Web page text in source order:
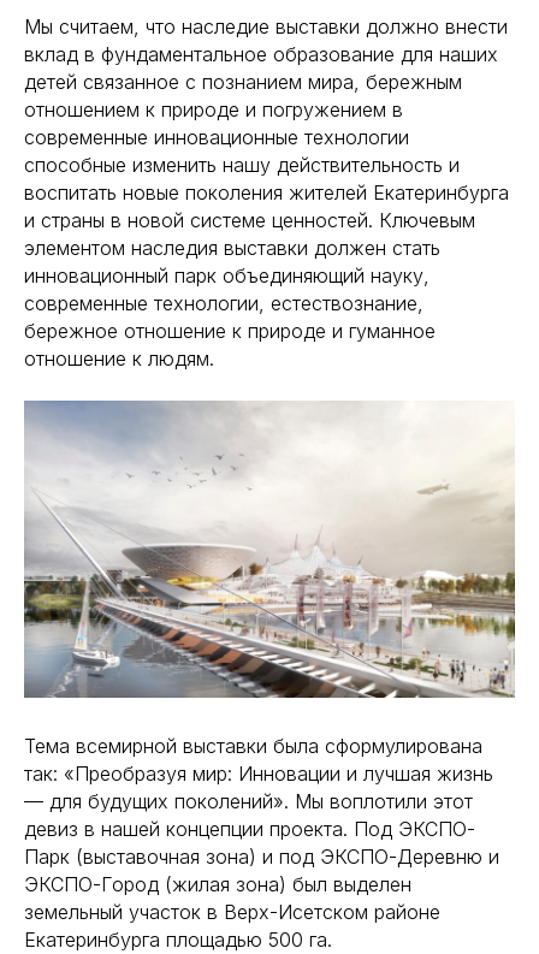
Мы считаем, что наследие выставки должно внести
вклад в фундаментальное образование для наших
детей связанное с познанием мира, бережным
отношением к природе и погружением в
современные инновационные технологии
способные изменить нашу действительность и
воспитать новые поколения жителей Екатеринбурга
и страны в новой системе ценностей. Ключевым
элементом наследия выставки должен стать
инновационный парк объединяющий науку,
современные технологии, естествознание,
бережное отношение к природе и гуманное
отношение к людям.
Тема всемирной выставки была сформулирована
так: «Преобразуя мир: Инновации и лучшая жизнь
— для будущих поколений». Мы воплотили этот
девиз в нашей концепции проекта. Под ЭКСПО-
Парк (выставочная зона) и под ЭКСПО-Деревню и
ЭКСПО-Город (жилая зона) был выделен
земельный участок в Верх-Исетском районе
Екатеринбурга площадью 500 га.